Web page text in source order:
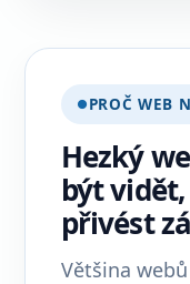
PROČ WEB
Hezký
být
přivést
Většina